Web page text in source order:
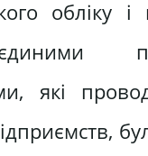
обліку
які